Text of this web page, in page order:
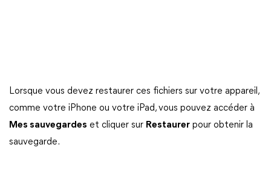
Lorsque vous devez restaurer ces fichiers sur votre appareil,
comme votre iPhone ou votre iPad, vous pouvez accéder à
Mes sauvegardes et cliquer sur Restaurer pour obtenir la
sauvegarde.